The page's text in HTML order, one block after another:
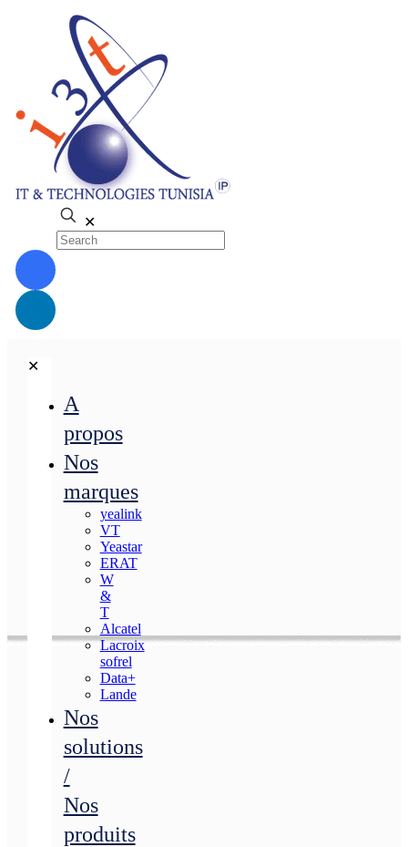
✕
✕
A
propos
Nos
marques
yealink
VT
Yeastar
ERAT
W
&
T
Alcatel
Lacroix
sofrel
Data+
Lande
Nos
solutions
/
Nos
produits